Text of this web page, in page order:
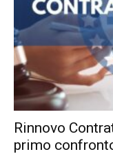
Rinnovo
primo